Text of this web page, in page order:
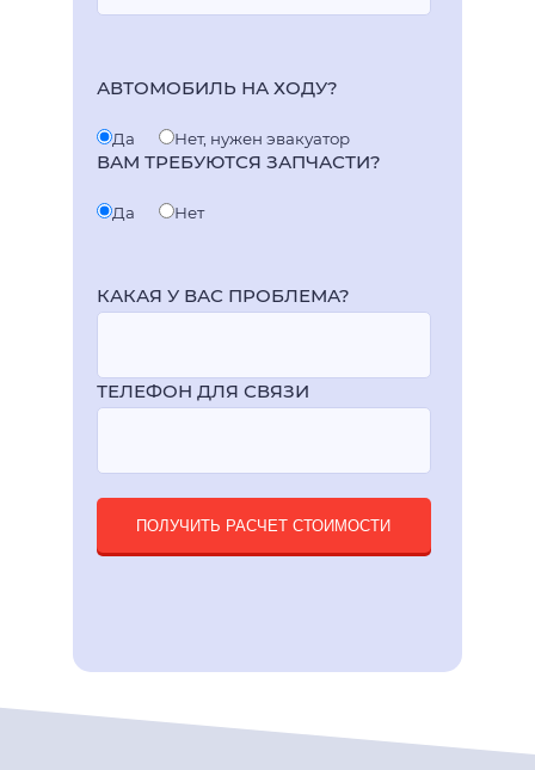
АВТОМОБИЛЬ НА ХОДУ?
Да Нет, нужен эвакуатор
ВАМ ТРЕБУЮТСЯ ЗАПЧАСТИ?
Да Нет
КАКАЯ У ВАС ПРОБЛЕМА?
ТЕЛЕФОН ДЛЯ СВЯЗИ
ПОЛУЧИТЬ РАСЧЕТ СТОИМОСТИ